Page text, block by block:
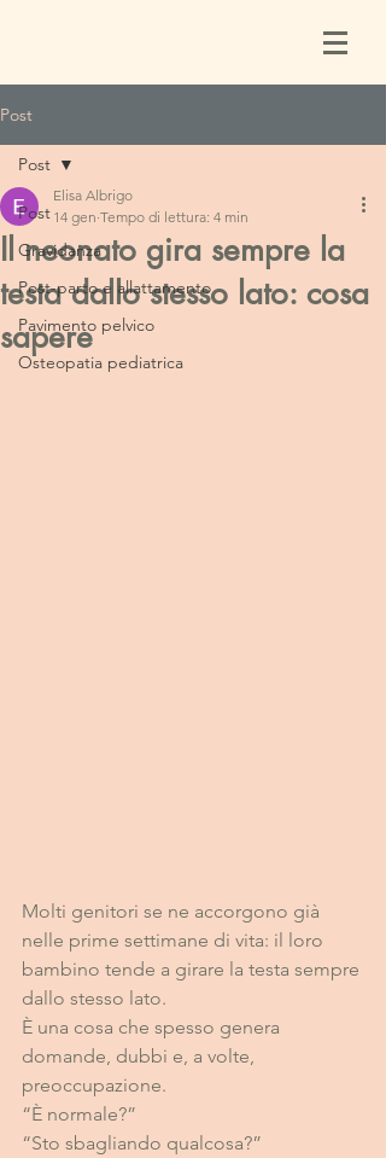
Post
Post
Gravidanza
Post-parto e allattamento
Pavimento pelvico
Osteopatia pediatrica
Post
Il neonato gira sempre la
testa dallo stesso lato: cosa
sapere
Elisa Albrigo
14 gen Tempo di lettura: 4 min
Molti genitori se ne accorgono già
nelle prime settimane di vita: il loro
bambino tende a girare la testa sempre
dallo stesso lato.
È una cosa che spesso genera
domande, dubbi e, a volte,
preoccupazione.
“È normale?”
“Sto sbagliando qualcosa?”